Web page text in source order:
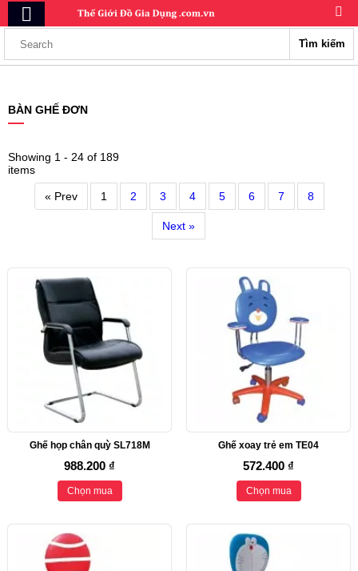
Tìm kiếm
BÀN GHẾ ĐƠN
Showing 1 - 24 of 189
items
« Prev 1 2 3 4 5 6 7 8
Next »
Ghế họp chân quỳ SL718M
988.200 ₫
Chọn mua
Ghế xoay trẻ em TE04
572.400 ₫
Chọn mua